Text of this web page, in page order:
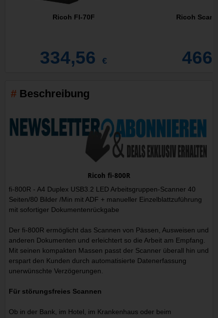
Ricoh FI-70F
334,56 €
Ricoh
Beschreibung
Ricoh fi-800R
fi-800R - A4 Duplex USB3.2 LED Arbeitsgruppen-Scanner 40
Seiten/80 Bilder /Min mit ADF + manueller Einzelblattzuführung
mit sofortiger Dokumentenrückgabe
Der fi-800R ermöglicht das Scannen von Pässen, Ausweisen und
anderen Dokumenten und erleichtert so die Arbeit am Empfang.
Mit seinen kompakten Massen passt der Scanner überall hin und
erspart den Kunden durch automatisierte Datenerfassung
unerwünschte Verzögerungen.
Für störungsfreies Scannen
Ob in der Bank, im Hotel, im Krankenhaus oder beim